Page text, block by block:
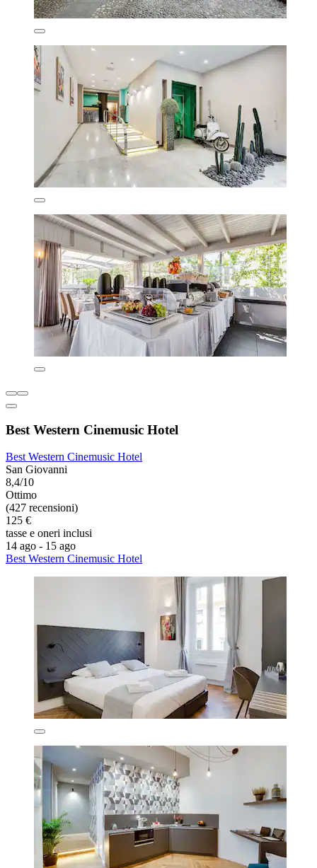
Best Western Cinemusic Hotel
Best Western Cinemusic Hotel
San Giovanni
8,4/10
Ottimo
(427 recensioni)
125 €
tasse e oneri inclusi
14 ago - 15 ago
Best Western Cinemusic Hotel